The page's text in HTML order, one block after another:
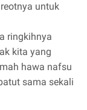
untuk
ringkihnya
kita yang
hawa nafsu
sama sekali